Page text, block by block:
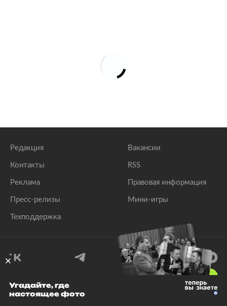
Редакция
Контакты
Реклама
Пресс-релизы
Техподдержка
Вакансии
RSS
Правовая информация
Мини-игры
© 1999–2026 Все права защищены.
Угадайте, где
настоящее фото